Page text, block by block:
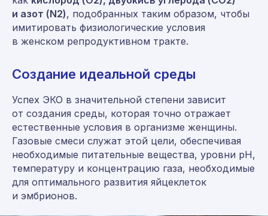
и азот (N2), подобранных таким образом, чтобы
имитировать физиологические условия
в женском репродуктивном тракте.
Создание идеальной среды
Успех ЭКО в значительной степени зависит
от создания среды, которая точно отражает
естественные условия в организме женщины.
Газовые смеси служат этой цели, обеспечивая
необходимые питательные вещества, уровни рН,
температуру и концентрацию газа, необходимые
для оптимального развития яйцеклеток
и эмбрионов.